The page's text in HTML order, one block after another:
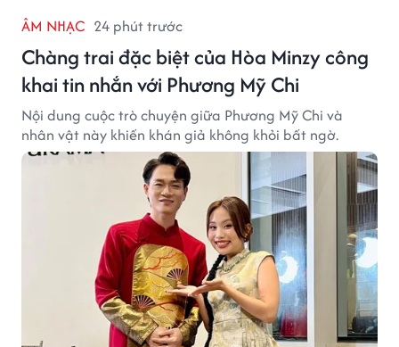
ÂM NHẠC 24 phút trước
Chàng trai đặc biệt của Hòa Minzy công
khai tin nhắn với Phương Mỹ Chi
Nội dung cuộc trò chuyện giữa Phương Mỹ Chi và
nhân vật này khiến khán giả không khỏi bất ngờ.